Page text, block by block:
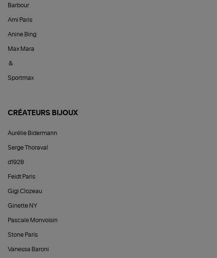
Barbour
Ami Paris
Anine Bing
Max Mara
&
Sportmax
CRÉATEURS BIJOUX
Aurélie Bidermann
Serge Thoraval
d1928
Feidt Paris
Gigi Clozeau
Ginette NY
Pascale Monvoisin
Stone Paris
Vanessa Baroni